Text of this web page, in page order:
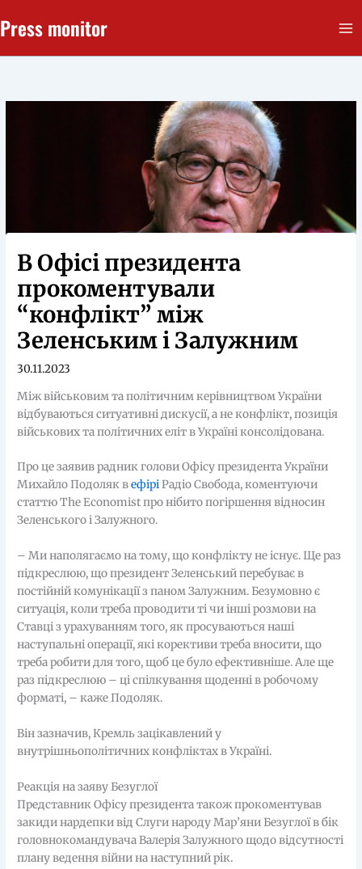
до
Press monitor
В Офісі президента
прокоментували
“конфлікт” між
Зеленським і Залужним
30.11.2023
Між військовим та політичним керівництвом України
відбуваються ситуативні дискусії, а не конфлікт, позиція
військових та політичних еліт в Україні консолідована.
Про це заявив радник голови Офісу президента України
Михайло Подоляк вефіріРадіо Свобода, коментуючи
статтю The Economist про нібито погіршення відносин
Зеленського і Залужного.
– Ми наполягаємо на тому, що конфлікту не існує. Ще раз
підкреслюю, що президент Зеленський перебуває в
постійній комунікації з паном Залужним. Безумовно є
ситуація, коли треба проводити ті чи інші розмови на
Ставці з урахуванням того, як просуваються наші
наступальні операції, які корективи треба вносити, що
треба робити для того, щоб це було ефективніше. Але ще
раз підкреслюю – ці спілкування щоденні в робочому
форматі, – каже Подоляк.
Він зазначив, Кремль зацікавлений у
внутрішньополітичних конфліктах в Україні.
Реакція на заяву Безуглої
Представник Офісу президента також прокоментував
закиди нардепки від Слуги народу Мар’яни Безуглої в бік
головнокомандувача Валерія Залужного щодо відсутності
плану ведення війни на наступний рік.